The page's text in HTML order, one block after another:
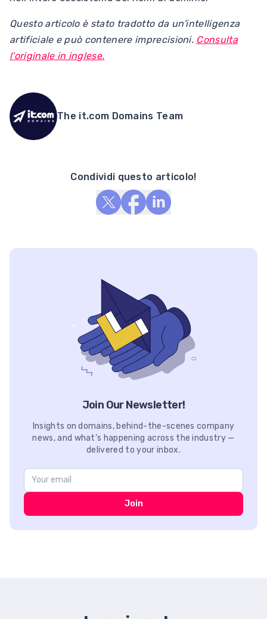
Questo articolo è stato tradotto da un'intelligenza
artificiale e può contenere imprecisioni. Consulta
l'originale in inglese.
The it.com Domains Team
Condividi questo articolo!
Join Our Newsletter!
Insights on domains, behind-the-scenes company
news, and what’s happening across the industry —
delivered to your inbox.
Join